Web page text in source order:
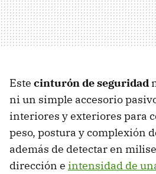
Este cinturón de seguridad
ni un simple accesorio
interiores y exteriores para
peso, postura y complexión
además de detectar en
dirección e intensidad de